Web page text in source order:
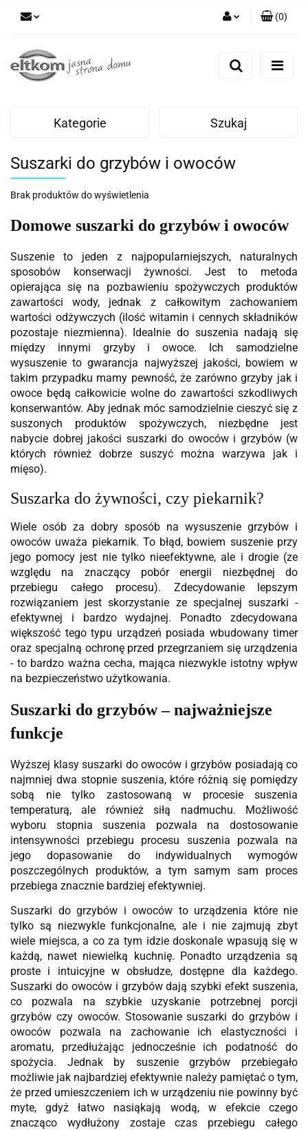
Zarejestruj się
(0)
Kategorie Szukaj
Suszarki do grzybów i owoców
Brak produktów do wyświetlenia
Domowe suszarki do grzybów i owoców
Suszenie to jeden z najpopularniejszych, naturalnych
sposobów konserwacji żywności. Jest to metoda
opierająca się na pozbawieniu spożywczych produktów
zawartości wody, jednak z całkowitym zachowaniem
wartości odżywczych (ilość witamin i cennych składników
pozostaje niezmienna). Idealnie do suszenia nadają się
między innymi grzyby i owoce. Ich samodzielne
wysuszenie to gwarancja najwyższej jakości, bowiem w
takim przypadku mamy pewność, że zarówno grzyby jak i
owoce będą całkowicie wolne do zawartości szkodliwych
konserwantów. Aby jednak móc samodzielnie cieszyć się z
suszonych produktów spożywczych, niezbędne jest
nabycie dobrej jakości suszarki do owoców i grzybów (w
których również dobrze suszyć można warzywa jak i
mięso).
Suszarka do żywności, czy piekarnik?
Wiele osób za dobry sposób na wysuszenie grzybów i
owoców uważa piekarnik. To błąd, bowiem suszenie przy
jego pomocy jest nie tylko nieefektywne, ale i drogie (ze
względu na znaczący pobór energii niezbędnej do
przebiegu całego procesu). Zdecydowanie lepszym
rozwiązaniem jest skorzystanie ze specjalnej suszarki -
efektywnej i bardzo wydajnej. Ponadto zdecydowana
większość tego typu urządzeń posiada wbudowany timer
oraz specjalną ochronę przed przegrzaniem się urządzenia
- to bardzo ważna cecha, mająca niezwykle istotny wpływ
na bezpieczeństwo użytkowania.
Suszarki do grzybów – najważniejsze
funkcje
Wyższej klasy suszarki do owoców i grzybów posiadają co
najmniej dwa stopnie suszenia, które różnią się pomiędzy
sobą nie tylko zastosowaną w procesie suszenia
temperaturą, ale również siłą nadmuchu. Możliwość
wyboru stopnia suszenia pozwala na dostosowanie
intensywności przebiegu procesu suszenia pozwala na
jego dopasowanie do indywidualnych wymogów
poszczególnych produktów, a tym samym sam proces
przebiega znacznie bardziej efektywniej.
Suszarki do grzybów i owoców to urządzenia które nie
tylko są niezwykle funkcjonalne, ale i nie zajmują zbyt
wiele miejsca, a co za tym idzie doskonale wpasują się w
każdą, nawet niewielką kuchnię. Ponadto urządzenia są
proste i intuicyjne w obsłudze, dostępne dla każdego.
Suszarki do owoców i grzybów dają szybki efekt suszenia,
co pozwala na szybkie uzyskanie potrzebnej porcji
grzybów czy owoców. Stosowanie suszarki do grzybów i
owoców pozwala na zachowanie ich elastyczności i
aromatu, przedłużając jednocześnie ich podatność do
spożycia. Jednak by suszenie grzybów przebiegało
możliwie jak najbardziej efektywnie należy pamiętać o tym,
że przed umieszczeniem ich w urządzeniu nie powinny być
myte, gdyż łatwo nasiąkają wodą, w efekcie czego
znacząco wydłużony zostaje czas przebiegu całego